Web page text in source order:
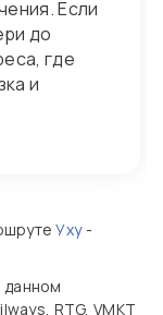
Если
до
где
и
Уху-
данном
RTG, VMKT